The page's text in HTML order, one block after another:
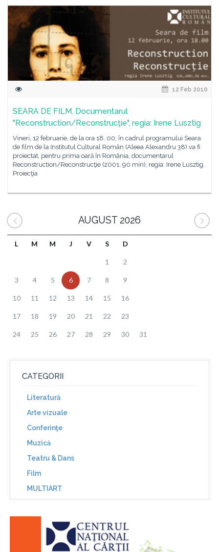
12 Feb 2010
SEARA DE FILM. Documentarul
"Reconstruction/Reconstrucţie", regia: Irene Lusztig
Vineri, 12 februarie, de la ora 18. 00, în cadrul programului Seara
de film de la Institutul Cultural Român (Aleea Alexandru 38) va fi
proiectat, pentru prima oară în România, documentarul
Reconstruction/Reconstrucţie (2001, 90 min), regia: Irene Lusztig.
Proiecţia
AUGUST 2026
L M M J V S D
1 2
3 4 5 6 7 8 9
10 11 12 13 14 15 16
17 18 19 20 21 22 23
24 25 26 27 28 29 30 31
CATEGORII
Literatură
Arte vizuale
Conferinţe
Muzică
Teatru & Dans
Film
MULTIART